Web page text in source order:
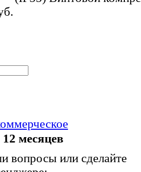
12 месяцев
вопросы или сделайте